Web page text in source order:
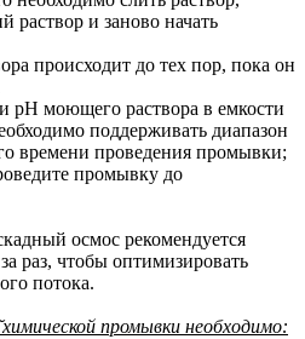
и заново начать
происходит до тех пор, пока он
моющего раствора в емкости
поддерживать диапазон
времени проведения промывки;
промывку до
осмос рекомендуется
раз, чтобы оптимизировать
потока.
промывки необходимо: